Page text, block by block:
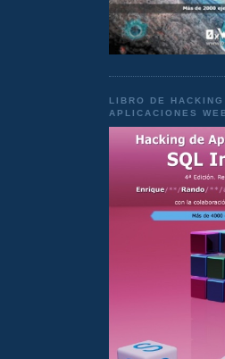
LIBRO DE HACKING
APLICACIONES